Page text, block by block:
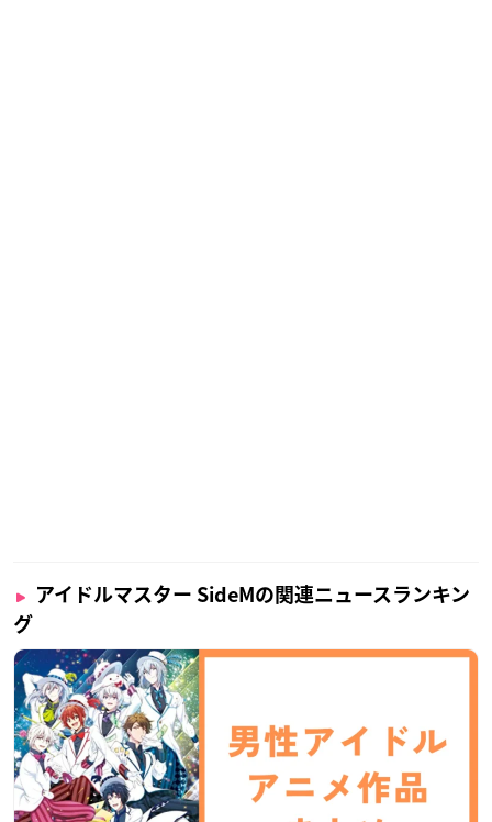
アイドルマスター SideMの関連ニュースランキン
グ